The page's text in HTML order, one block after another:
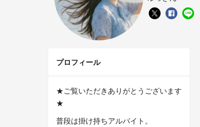
プロフィール
★ご覧いただきありがとうございます
★
普段は掛け持ちアルバイト。